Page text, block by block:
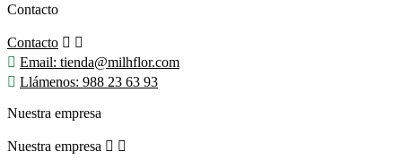
Contacto
Contacto  
 Email: tienda@milhflor.com
 Llámenos: 988 23 63 93
Nuestra empresa
Nuestra empresa  